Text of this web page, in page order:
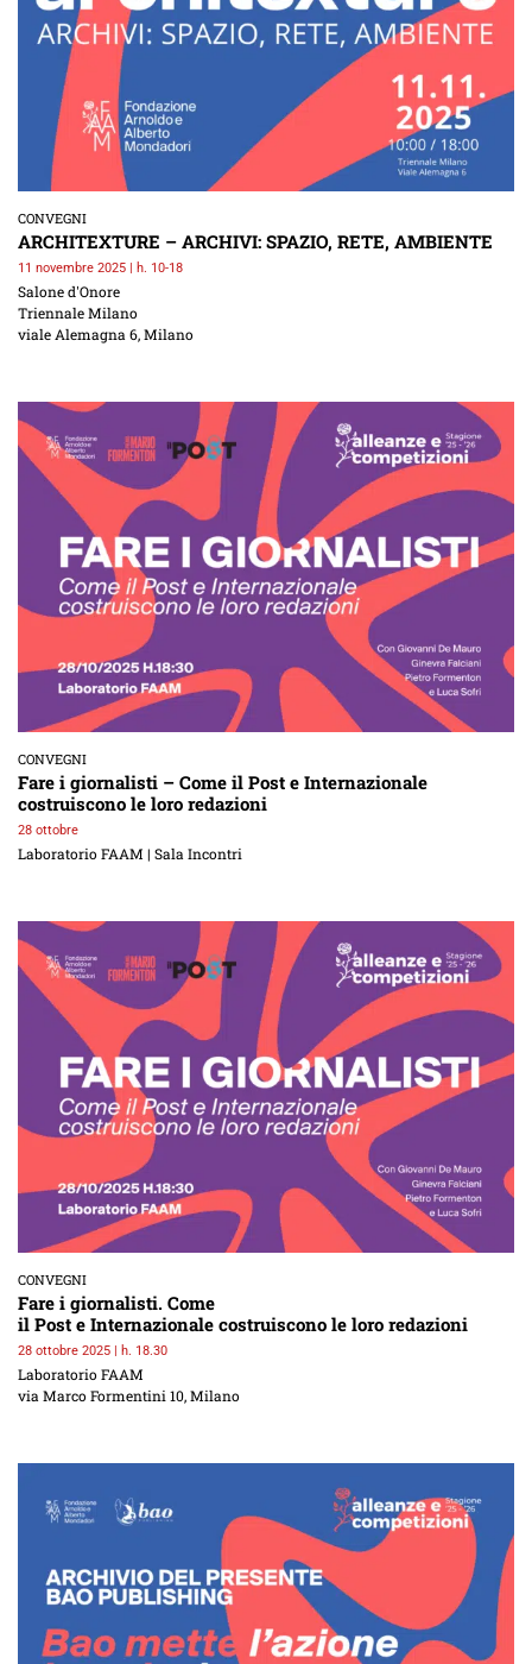
CONVEGNI
ARCHITEXTURE – ARCHIVI: SPAZIO, RETE, AMBIENTE
11 novembre 2025 | h. 10-18
Salone d'Onore
Triennale Milano
viale Alemagna 6, Milano
CONVEGNI
Fare i giornalisti – Come il Post e Internazionale
costruiscono le loro redazioni
28 ottobre
Laboratorio FAAM | Sala Incontri
CONVEGNI
Fare i giornalisti. Come
il Post e Internazionale costruiscono le loro redazioni
28 ottobre 2025 | h. 18.30
Laboratorio FAAM
via Marco Formentini 10, Milano